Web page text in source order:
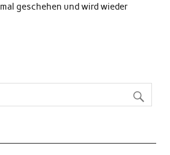
geschehen und wird wieder